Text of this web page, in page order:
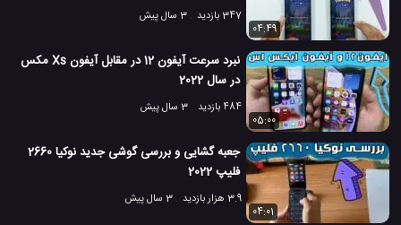
347 بازدید
3 سال پیش
04:49
نبرد سرعت آیفون 12 در مقابل آیفون Xs مکس
در سال 2022
484 بازدید
3 سال پیش
05:00
جعبه گشایی و بررسی گوشی جدید نوکیا 2660
فلیپ 2022
3.9 هزار بازدید
3 سال پیش
04:01